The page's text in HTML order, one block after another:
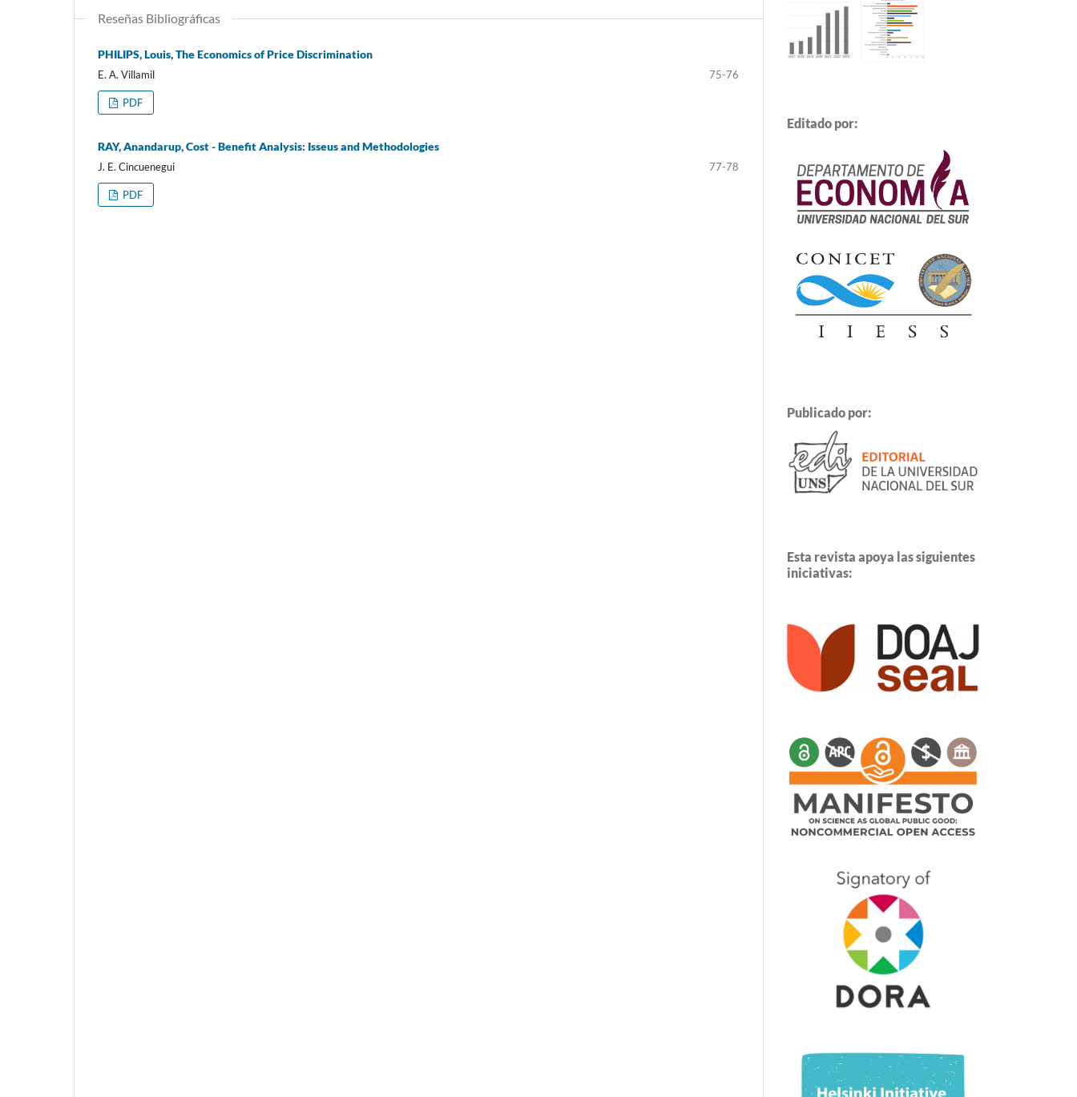
Reseñas Bibliográficas
PHILIPS, Louis, The Economics of Price Discrimination
E. A. Villamil 75-76
PDF
RAY, Anandarup, Cost - Benefit Analysis: Isseus and Methodologies
J. E. Cincuenegui 77-78
PDF
Editado por:
Publicado por:
Esta revista apoya las siguientes
iniciativas: